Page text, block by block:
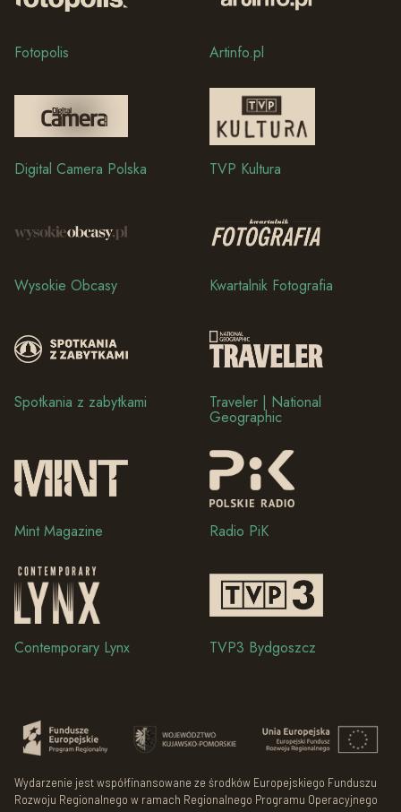
Fotopolis Artinfo.pl
Digital Camera Polska TVP Kultura
Wysokie Obcasy Kwartalnik Fotografia
Spotkania z zabytkami Traveler | National
Geographic
Mint Magazine Radio PiK
Contemporary Lynx TVP3 Bydgoszcz
Wydarzenie jest współfinansowane ze środków Europejskiego Funduszu
Rozwoju Regionalnego w ramach Regionalnego Programu Operacyjnego